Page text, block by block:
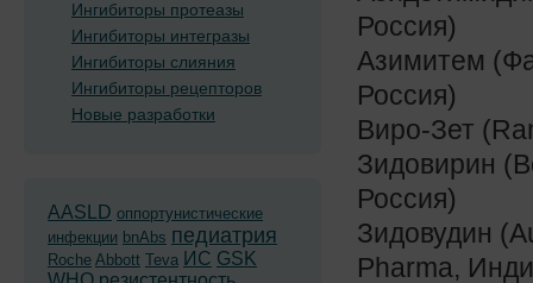
Россия)
Азимитем
Россия)
Виро-Зет
Зидовирин
Россия)
Зидовудин
Pharma,
Ингибиторы протеазы
Ингибиторы интегразы
Ингибиторы слияния
Ингибиторы рецепторов
Новые разработки
AASLD оппортунистические
инфекции bnAbs педиатрия
Roche Abbott Teva ИС GSK